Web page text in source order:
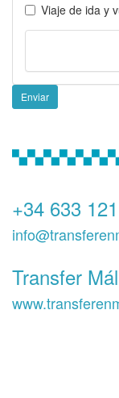
Viaje de ida y
Enviar
+34 633
Transfer